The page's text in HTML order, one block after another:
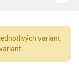
variant
.